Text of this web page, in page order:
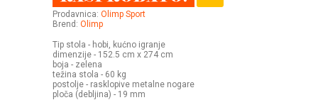
Prodavnica: Olimp Sport
Brend: Olimp
Tip stola - hobi, kućno igranje
dimenzije - 152.5 cm x 274 cm
boja - zelena
težina stola - 60 kg
postolje - rasklopive metalne nogare
ploča (debljina) - 19 mm